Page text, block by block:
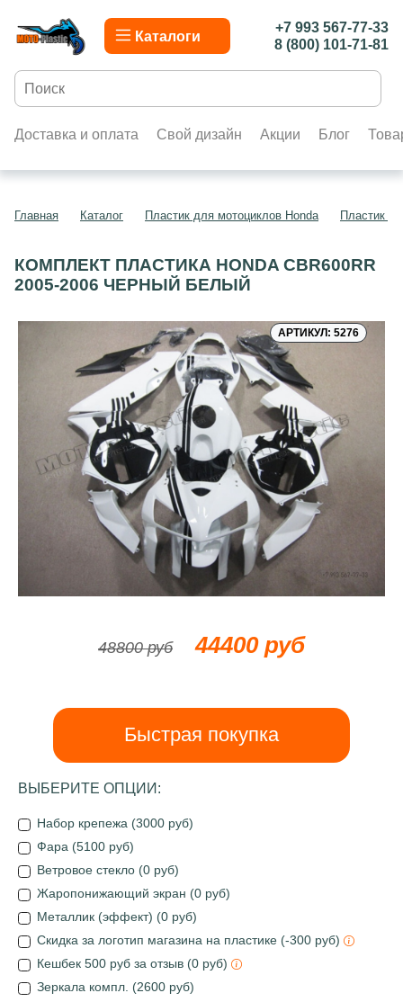
Каталоги
+7 993 567-77-33
8 (800) 101-71-81
Доставка и оплата Свой дизайн Акции Блог
Главная Каталог Пластик для мотоциклов Honda Пластик
КОМПЛЕКТ ПЛАСТИКА HONDA CBR600RR
2005-2006 ЧЕРНЫЙ БЕЛЫЙ
АРТИКУЛ: 5276
48800 руб 44400 руб
Быстрая покупка
ВЫБЕРИТЕ ОПЦИИ:
Набор крепежа (3000 руб)
Фара (5100 руб)
Ветровое стекло (0 руб)
Жаропонижающий экран (0 руб)
Металлик (эффект) (0 руб)
Скидка за логотип магазина на пластике (-300 руб)
Кешбек 500 руб за отзыв (0 руб)
Зеркала компл. (2600 руб)